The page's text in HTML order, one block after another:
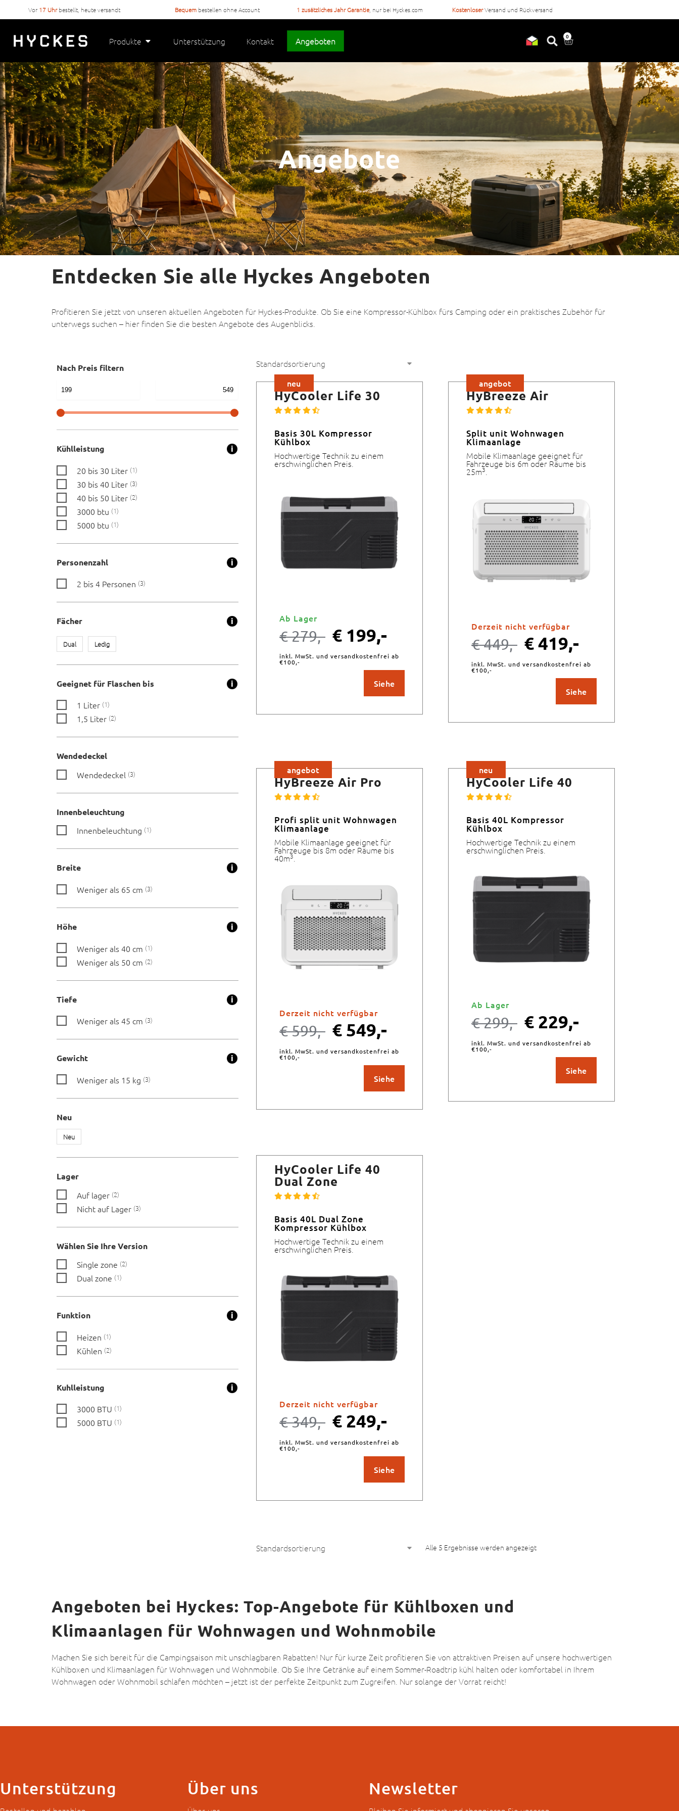
Vor 17 Uhrbestellt, heute versandt Bequem bestellen ohne Account 1 zusätzliches Jahr Garantie, nur bei Hyckes.com KostenloserVersand und Rückversand
Produkte Unterstützung Kontakt Angeboten 0
Angebote
Entdecken Sie alle Hyckes Angeboten
Profitieren Sie jetzt von unseren aktuellen Angeboten für Hyckes-Produkte. Ob Sie eine Kompressor-Kühlbox fürs Camping oder ein praktisches Zubehör für
unterwegs suchen – hier finden Sie die besten Angebote des Augenblicks.
Nach Preis filtern
Kühlleistung
20 bis 30 Liter 1
30 bis 40 Liter 3
40 bis 50 Liter 2
3000 btu 1
5000 btu 1
Personenzahl
2 bis 4 Personen 3
Fächer
Dual Ledig
Geeignet für Flaschen bis
1 Liter 1
1,5 Liter 2
Wendedeckel
Wendedeckel 3
Innenbeleuchtung
Innenbeleuchtung 1
Breite
Weniger als 65 cm 3
Höhe
Weniger als 40 cm 1
Weniger als 50 cm 2
Tiefe
Weniger als 45 cm 3
Gewicht
Weniger als 15 kg 3
Neu
Neu
Lager
Auf lager 2
Nicht auf Lager 3
Wählen Sie Ihre Version
Single zone 2
Dual zone 1
Funktion
Heizen 1
Kühlen 2
Kuhlleistung
3000 BTU 1
5000 BTU 1
neu
HyCooler Life 30
Basis 30L Kompressor
Kühlbox
Hochwertige Technik zu einem
erschwinglichen Preis.
Ab Lager
€279,- €199,-
inkl. MwSt. und versandkostenfrei ab
€100,-
Siehe
angebot
HyBreeze Air
Split unit Wohnwagen
Klimaanlage
Mobile Klimaanlage geeignet für
Fahrzeuge bis 6m oder Räume bis
25m3
Derzeit nicht verfügbar
€449,- €419,-
inkl. MwSt. und versandkostenfrei ab
€100,-
Siehe
angebot
HyBreeze Air Pro
Profi split unit Wohnwagen
Klimaanlage
Mobile Klimaanlage geeignet für
Fahrzeuge bis 8m oder Räume bis
40m3
Derzeit nicht verfügbar
€599,- €549,-
inkl. MwSt. und versandkostenfrei ab
€100,-
Siehe
neu
HyCooler Life 40
Basis 40L Kompressor
Kühlbox
Hochwertige Technik zu einem
erschwinglichen Preis.
Ab Lager
€299,- €229,-
inkl. MwSt. und versandkostenfrei ab
€100,-
Siehe
HyCooler Life 40
Dual Zone
Basis 40L Dual Zone
Kompressor Kühlbox
Hochwertige Technik zu einem
erschwinglichen Preis.
Derzeit nicht verfügbar
€349,- €249,-
inkl. MwSt. und versandkostenfrei ab
€100,-
Siehe
Alle 5 Ergebnisse werden angezeigt
Angeboten bei Hyckes: Top-Angebote für Kühlboxen und
Klimaanlagen für Wohnwagen und Wohnmobile
Machen Sie sich bereit für die Campingsaison mit unschlagbaren Rabatten! Nur für kurze Zeit profitieren Sie von attraktiven Preisen auf unsere hochwertigen
Kühlboxen und Klimaanlagen für Wohnwagen und Wohnmobile. Ob Sie Ihre Getränke auf einem Sommer-Roadtrip kühl halten oder komfortabel in Ihrem
Wohnwagen oder Wohnmobil schlafen möchten – jetzt ist der perfekte Zeitpunkt zum Zugreifen. Nur solange der Vorrat reicht!
Unterstützung Über uns Newsletter